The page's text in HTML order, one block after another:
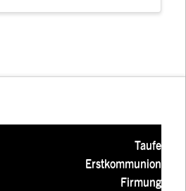
Taufe
Erstkommunion
Firmung